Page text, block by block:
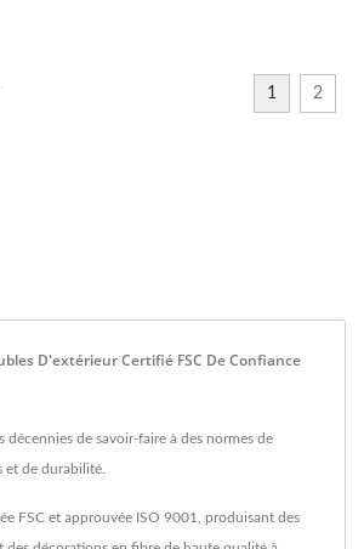
1 2
D'extérieur Certifié FSC De Confiance
décennies de savoir-faire à des normes de
de durabilité.
FSC et approuvée ISO 9001, produisant des